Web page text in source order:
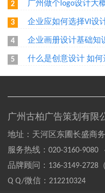
2 广州做个logo设计大
3 企业应如何选择VI设
4 企业画册设计基础知
5 什么是创意设计 如
广州古柏广告策划有限
地址：天河区东圃长盛商
服务热线： 020-3160-9080
品牌顾问： 136-3149-2728
Q Q/微信： 212210324